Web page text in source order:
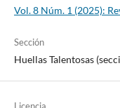
Vol. 8 Núm. 1 (2025):
Sección
Huellas Talentosas